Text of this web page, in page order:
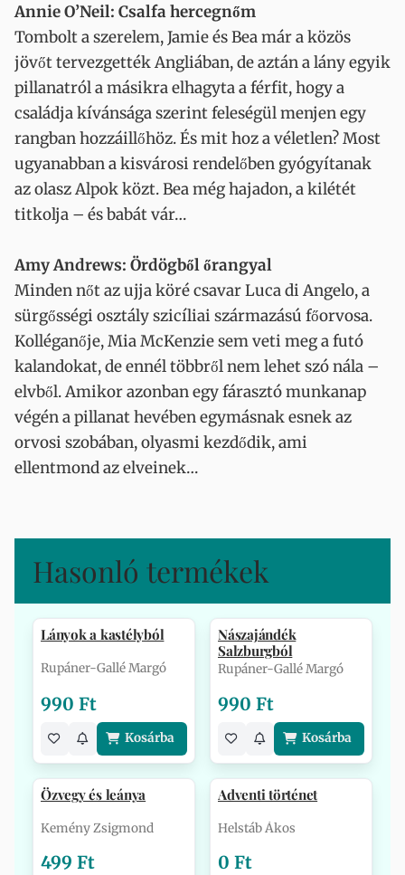
Annie O’Neil: Csalfa hercegnőm
Tombolt a szerelem, Jamie és Bea már a közös
jövőt tervezgették Angliában, de aztán a lány egyik
pillanatról a másikra elhagyta a férfit, hogy a
családja kívánsága szerint feleségül menjen egy
rangban hozzáillőhöz. És mit hoz a véletlen? Most
ugyanabban a kisvárosi rendelőben gyógyítanak
az olasz Alpok közt. Bea még hajadon, a kilétét
titkolja – és babát vár…
Amy Andrews: Ördögből őrangyal
Minden nőt az ujja köré csavar Luca di Angelo, a
sürgősségi osztály szicíliai származású főorvosa.
Kolléganője, Mia McKenzie sem veti meg a futó
kalandokat, de ennél többről nem lehet szó nála –
elvből. Amikor azonban egy fárasztó munkanap
végén a pillanat hevében egymásnak esnek az
orvosi szobában, olyasmi kezdődik, ami
ellentmond az elveinek…
Hasonló termékek
Lányok a kastélyból
Rupáner-Gallé Margó
990 Ft
Kosárba
Nászajándék
Salzburgból
Rupáner-Gallé Margó
990 Ft
Kosárba
Özvegy és leánya
Kemény Zsigmond
499 Ft
Adventi történet
Helstáb Ákos
0 Ft